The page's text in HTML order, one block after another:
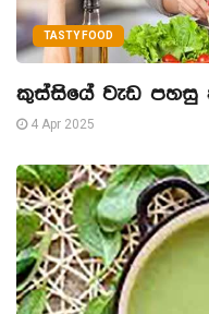
TASTY FOOD
කුස්සියේ වැඩ පහසු
4 Apr 2025